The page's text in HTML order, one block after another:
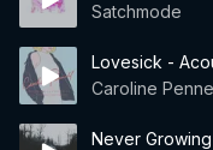
Satchmode
Lovesick -
Caroline
Never